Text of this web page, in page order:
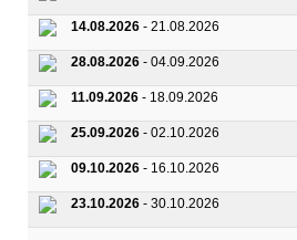
14.08.2026 - 21.08.2026
28.08.2026 - 04.09.2026
11.09.2026 - 18.09.2026
25.09.2026 - 02.10.2026
09.10.2026 - 16.10.2026
23.10.2026 - 30.10.2026